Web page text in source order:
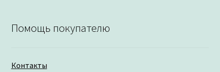
Помощь покупателю
Контакты